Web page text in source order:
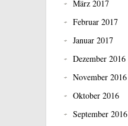
März 2017
Februar 2017
Januar 2017
Dezember 2016
November 2016
Oktober 2016
September 2016